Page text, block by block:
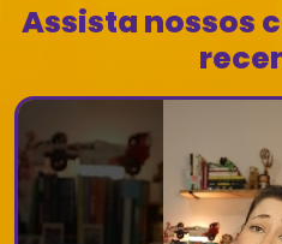
Assista nossos